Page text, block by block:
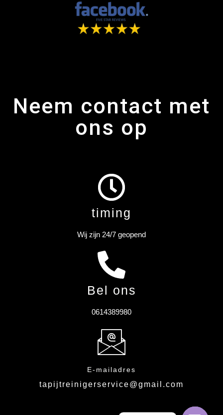
Neem contact met
ons op
timing
Wij zijn 24/7 geopend
Bel ons
0614389980
E-mailadres
tapijtreinigerservice@gmail.com